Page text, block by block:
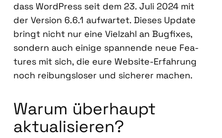
dass Word­Press seit dem 23. Juli 2024 mit
der Ver­si­on 6.6.1 auf­war­tet. Die­ses Update
bringt nicht nur eine Viel­zahl an Bug­fi­xes,
son­dern auch eini­ge span­nen­de neue Fea­
tures mit sich, die eure Web­site-Erfah­rung
noch rei­bungs­lo­ser und siche­rer machen.
War­um über­haupt
aktua­li­sie­ren?